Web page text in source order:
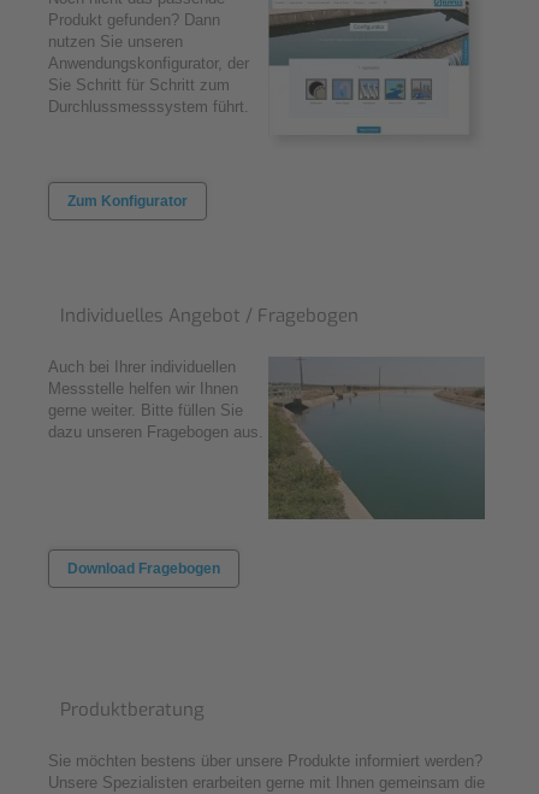
Produkt gefunden? Dann
nutzen Sie unseren
Anwendungskonfigurator, der
Sie Schritt für Schritt zum
Durchlussmesssystem führt.
Zum Konfigurator
Individuelles Angebot / Fragebogen
Auch bei Ihrer individuellen
Messstelle helfen wir Ihnen
gerne weiter. Bitte füllen Sie
dazu unseren Fragebogen aus.
Download Fragebogen
Produktberatung
Sie möchten bestens über unsere Produkte informiert werden?
Unsere Spezialisten erarbeiten gerne mit Ihnen gemeinsam die